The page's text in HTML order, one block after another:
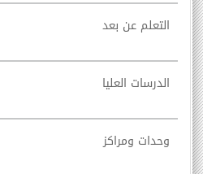
التعلم عن بعد
الدرسات العليا
وحدات ومراكز